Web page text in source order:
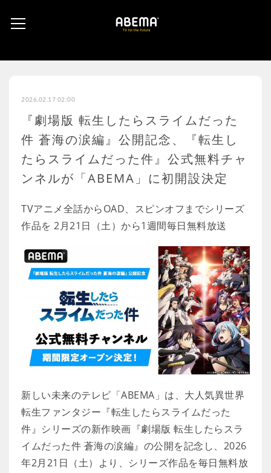
2026.02.17 02:00
『劇場版 転生したらスライムだった
件 蒼海の涙編』公開記念、『転生し
たらスライムだった件』公式無料チャ
ンネルが「ABEMA」に初開設決定
TVアニメ全話からOAD、スピンオフまでシリーズ
作品を 2月21日（土）から1週間毎日無料放送
新しい未来のテレビ「ABEMA」は、大人気異世界
転生ファンタジー『転生したらスライムだった
件』シリーズの新作映画『劇場版 転生したらスラ
イムだった件 蒼海の涙編』の公開を記念し、2026
年2月21日（土）より、シリーズ作品を毎日無料放